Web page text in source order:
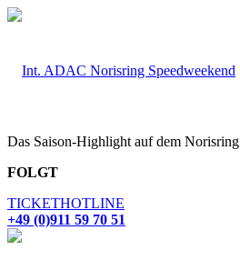
Das Saison-Highlight auf dem Norisring
FOLGT
TICKETHOTLINE
+49 (0)911 59 70 51